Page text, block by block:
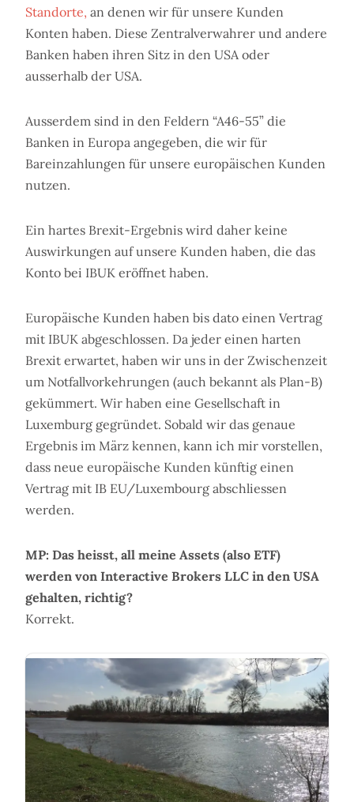
Standorte, an denen wir für unsere Kunden
Konten haben. Diese Zentralverwahrer und andere
Banken haben ihren Sitz in den USA oder
ausserhalb der USA.
Ausserdem sind in den Feldern “A46-55” die
Banken in Europa angegeben, die wir für
Bareinzahlungen für unsere europäischen Kunden
nutzen.
Ein hartes Brexit-Ergebnis wird daher keine
Auswirkungen auf unsere Kunden haben, die das
Konto bei IBUK eröffnet haben.
Europäische Kunden haben bis dato einen Vertrag
mit IBUK abgeschlossen. Da jeder einen harten
Brexit erwartet, haben wir uns in der Zwischenzeit
um Notfallvorkehrungen (auch bekannt als Plan-B)
gekümmert. Wir haben eine Gesellschaft in
Luxemburg gegründet. Sobald wir das genaue
Ergebnis im März kennen, kann ich mir vorstellen,
dass neue europäische Kunden künftig einen
Vertrag mit IB EU/Luxembourg abschliessen
werden.
MP: Das heisst, all meine Assets (also ETF)
werden von Interactive Brokers LLC in den USA
gehalten, richtig?
Korrekt.